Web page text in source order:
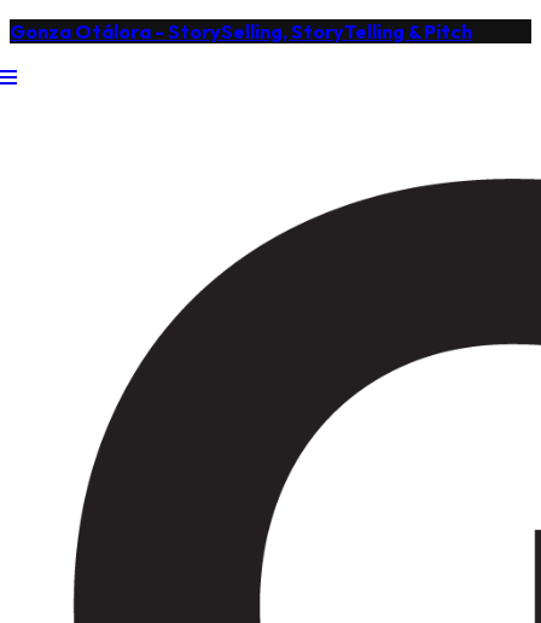
Gonza Otálora - StorySelling, StoryTelling & Pitch